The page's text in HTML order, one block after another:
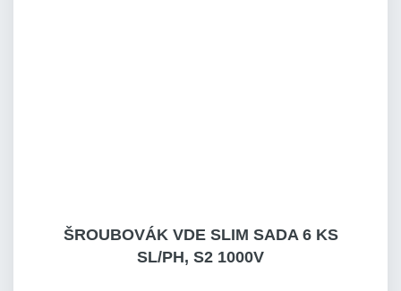
ŠROUBOVÁK VDE SLIM SADA 6 KS
SL/PH, S2 1000V